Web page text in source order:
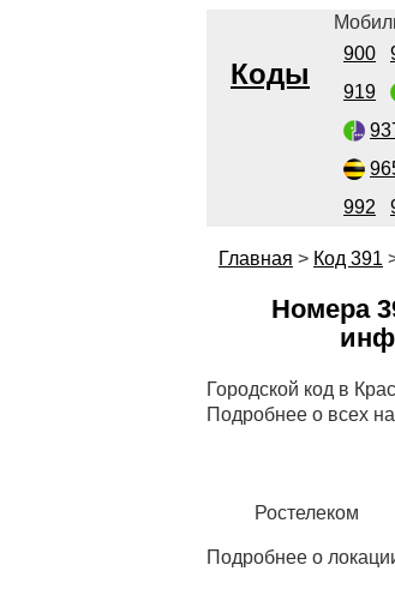
Коды
900
919
992
Главная > Код 391
Номера
Городской код в
Подробнее о всех
Ростелеком
Подробнее о